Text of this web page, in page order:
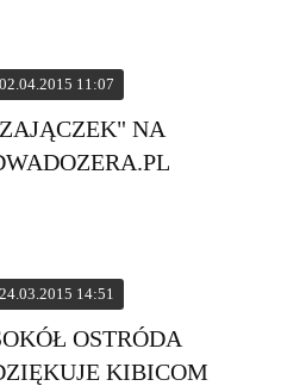
02.04.2015 11:07
NA
24.03.2015 14:51
OSTRÓDA
KIBICOM